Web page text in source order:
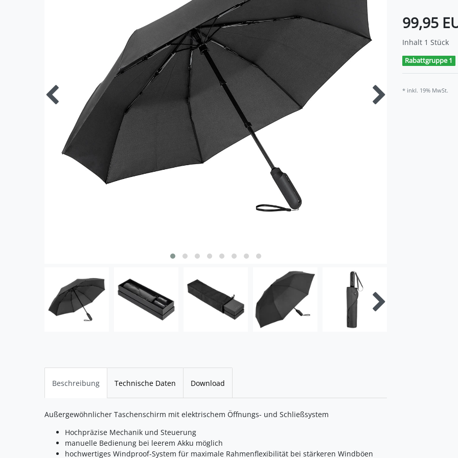
99,95
Inhalt 1 Stück
Rabattgruppe 1
* inkl. 19% MwSt.
Beschreibung Technische Daten Download
Außergewöhnlicher Taschenschirm mit elektrischem Öffnungs- und Schließsystem
Hochpräzise Mechanik und Steuerung
manuelle Bedienung bei leerem Akku möglich
hochwertiges Windproof-System für maximale Rahmenflexibilität bei stärkeren Windböen